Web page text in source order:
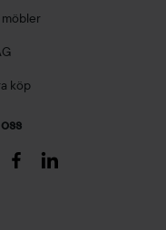
möbler
köp